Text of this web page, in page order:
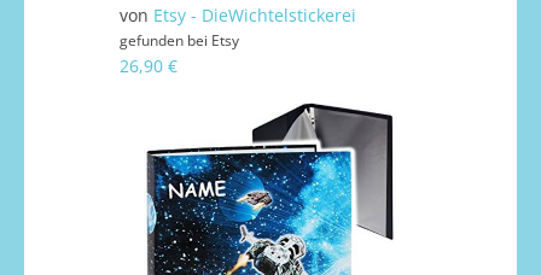
von Etsy - DieWichtelstickerei
gefunden bei Etsy
26,90 €